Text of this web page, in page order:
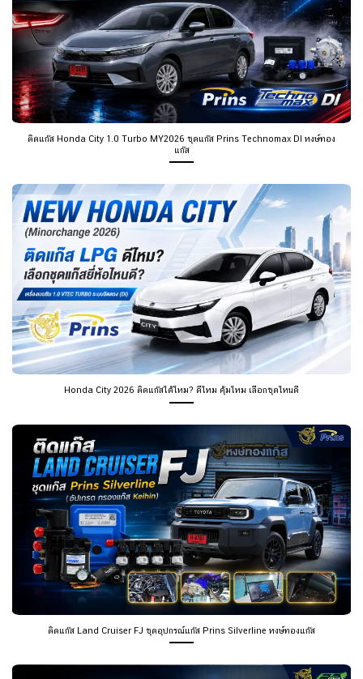
ติดแก๊ส Honda City 1.0 Turbo MY2026 ชุดแก๊ส Prins Technomax DI หงษ์ทอง
แก๊ส
Honda City 2026 ติดแก๊สได้ไหม? ดีไหม คุ้มไหม เลือกชุดไหนดี
ติดแก๊ส Land Cruiser FJ ชุดอุปกรณ์แก๊ส Prins Silverline หงษ์ทองแก๊ส